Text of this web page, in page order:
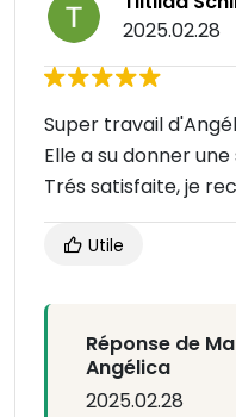
2025.02.28
Super travail
Elle a su donner
Trés satisfaite, je
Utile
Réponse de
Angélica
2025.02.28